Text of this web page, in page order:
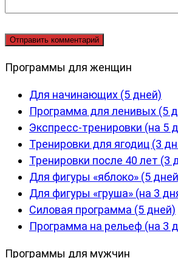
Программы для женщин
Для начинающих (5 дней)
Программа для ленивых (5
Экспресс-тренировки (на 5
Тренировки для ягодиц (3
Тренировки после 40 лет (3
Для фигуры «яблоко» (5
Для фигуры «груша» (на 3
Силовая программа (5 дней)
Программа на рельеф (на 3
Программы для мужчин